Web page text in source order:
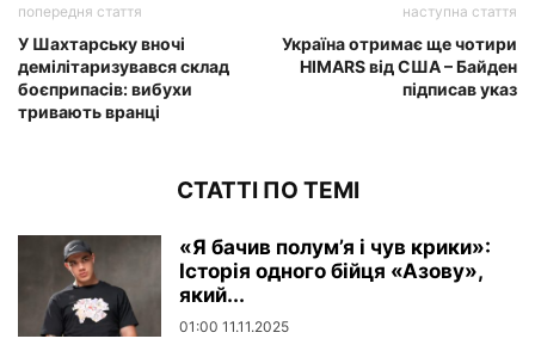
попередня стаття
У Шахтарську вночі
демілітаризувався склад
боєприпасів: вибухи
тривають вранці
наступна стаття
Україна отримає ще чотири
HIMARS від США – Байден
підписав указ
СТАТТІ ПО ТЕМІ
«Я бачив полум’я і чув крики»:
Історія одного бійця «Азову»,
який...
01:00 11.11.2025